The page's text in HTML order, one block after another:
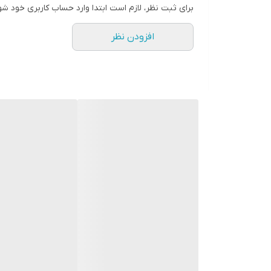
برای ثبت نظر، لازم است ابتدا وارد حساب کاربری خود
افزودن نظر